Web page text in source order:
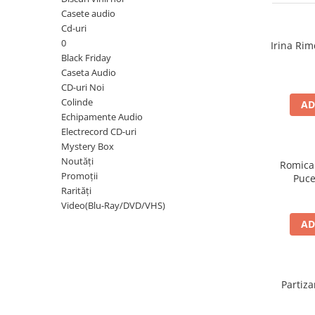
Viniluri Românești
Colecția Electrecord
Casete audio
Cd-uri
0
Black Friday
Caseta Audio
CD-uri Noi
Colinde
Echipamente Audio
Electrecord CD-uri
Mystery Box
Noutăți
Promoții
Rarități
Video(Blu-Ray/DVD/VHS)
Irina